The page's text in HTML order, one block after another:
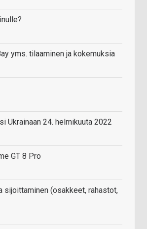
yms. tilaaminen ja kokemuksia
Ukrainaan 24. helmikuuta 2022
GT 8 Pro
sijoittaminen (osakkeet, rahastot,